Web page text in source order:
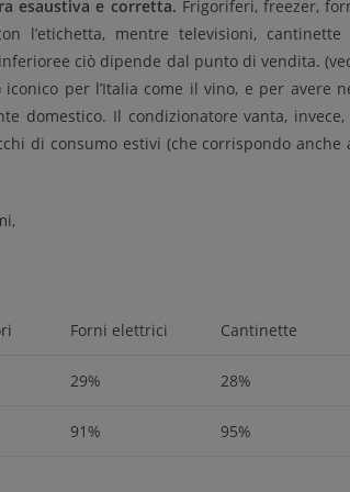
esaustiva e corretta. Frigoriferi, freezer,
l’etichetta, mentre televisioni, cantinette
ciò dipende dal punto di vendita.
per l’Italia come il vino, e per avere
domestico. Il condizionatore vanta, invece,
di consumo estivi (che corrispondo anche
Forni elettrici Cantinette
29% 28%
91% 95%